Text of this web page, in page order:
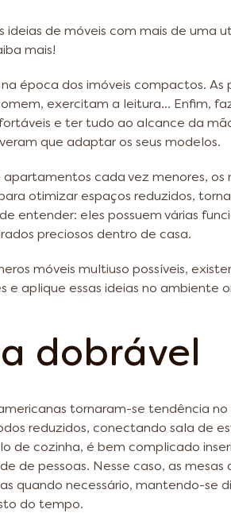
ideias de móveis com mais de uma
mais!
na época dos imóveis compactos.
exercitam a leitura... Enfim,
e ter tudo ao alcance da
que adaptar os seus modelos.
apartamentos cada vez menores, os
otimizar espaços reduzidos,
de entender: eles possuem várias
preciosos dentro de casa.
móveis multiuso possíveis,
e aplique essas ideias no ambiente
dobrável
tornaram-se tendência
reduzidos, conectando sala de
de cozinha, é bem complicado
de pessoas. Nesse caso, as
quando necessário, mantendo-se
do tempo.